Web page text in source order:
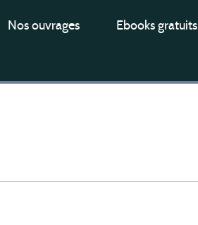
Nos ouvrages Ebooks gratuits